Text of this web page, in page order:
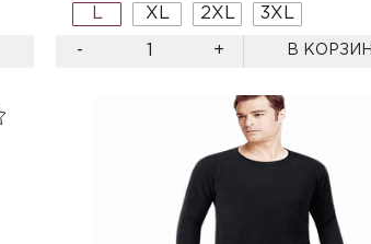
L
XL 2XL 3XL
- + В